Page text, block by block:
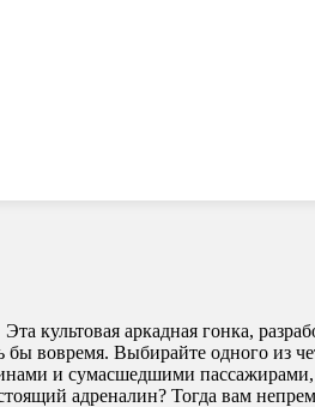
культовая аркадная гонка,
бы вовремя. Выбирайте одного из
и сумасшедшими
адреналин? Тогда вам